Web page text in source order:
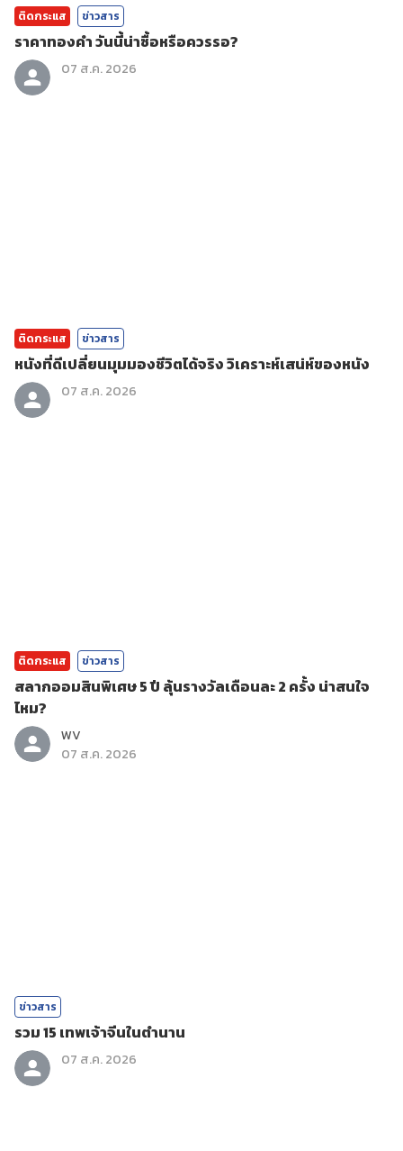
ติดกระแส ข่าวสาร
ราคาทองคํา วันนี้น่าซื้อหรือควรรอ?
07 ส.ค. 2026
ติดกระแส ข่าวสาร
หนังที่ดีเปลี่ยนมุมมองชีวิตได้จริง วิเคราะห์เสน่ห์ของหนัง
07 ส.ค. 2026
ติดกระแส ข่าวสาร
สลากออมสินพิเศษ 5 ปี ลุ้นรางวัลเดือนละ 2 ครั้ง น่าสนใจ
ไหม?
WV
07 ส.ค. 2026
ข่าวสาร
รวม 15 เทพเจ้าจีนในตำนาน
07 ส.ค. 2026